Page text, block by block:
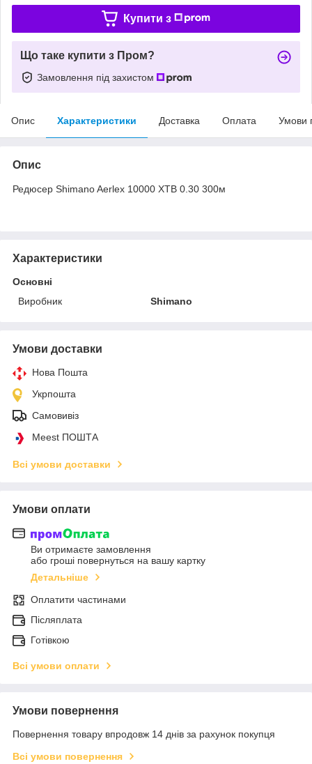
Купити з
Що таке купити з Пром?
Замовлення під захистом
Опис Характеристики Доставка Оплата Умови
Опис
Редюсер Shimano Aerlex 10000 XTB 0.30 300м
Характеристики
Основні
Виробник
Shimano
Умови доставки
Нова Пошта
Укрпошта
Самовивіз
Meest ПОШТА
Всі умови доставки
Умови оплати
Ви отримаєте замовлення
або гроші повернуться на вашу картку
Детальніше
Оплатити частинами
Післяплата
Готівкою
Всі умови оплати
Умови повернення
Повернення товару впродовж 14 днів за рахунок покупця
Всі умови повернення